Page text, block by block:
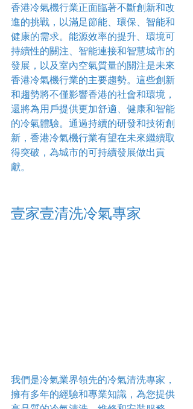
香港冷氣機行業正面臨著不斷創新和改
進的挑戰，以滿足節能、環保、智能和
健康的需求。能源效率的提升、環境可
持續性的關注、智能連接和智慧城市的
發展，以及室內空氣質量的關注是未來
香港冷氣機行業的主要趨勢。這些創新
和趨勢將不僅影響香港的社會和環境，
還將為用戶提供更加舒適、健康和智能
的冷氣體驗。通過持續的研發和技術創
新，香港冷氣機行業有望在未來繼續取
得突破，為城市的可持續發展做出貢
獻。
壹家壹清洗冷氣專家
我們是冷氣業界領先的冷氣清洗專家，
擁有多年的經驗和專業知識，為您提供